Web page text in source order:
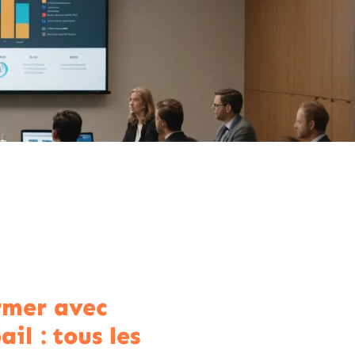
avec
: tous les